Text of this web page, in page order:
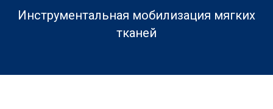
Инструментальная мобилизация мягких
тканей